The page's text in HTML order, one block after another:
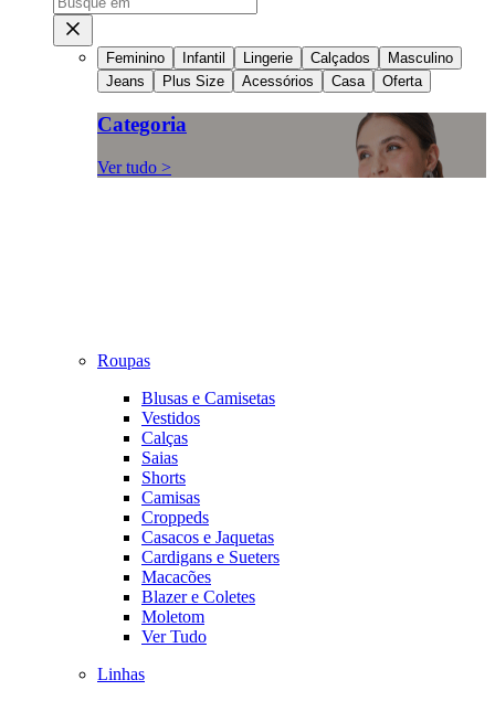
Feminino Infantil Lingerie Calçados
Masculino
Jeans
Plus Size Acessórios Casa Oferta
Categoria
Ver tudo >
Roupas
Blusas e Camisetas
Vestidos
Calças
Saias
Shorts
Camisas
Croppeds
Casacos e Jaquetas
Cardigans e Sueters
Macacões
Blazer e Coletes
Moletom
Ver Tudo
Linhas